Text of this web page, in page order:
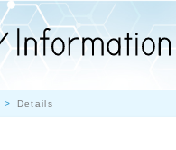
Details